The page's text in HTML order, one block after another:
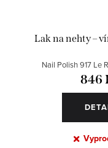
Lak na nehty –
Nail Polish 917 Le
846